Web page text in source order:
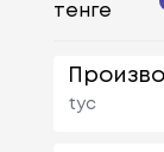
тенге
tyc